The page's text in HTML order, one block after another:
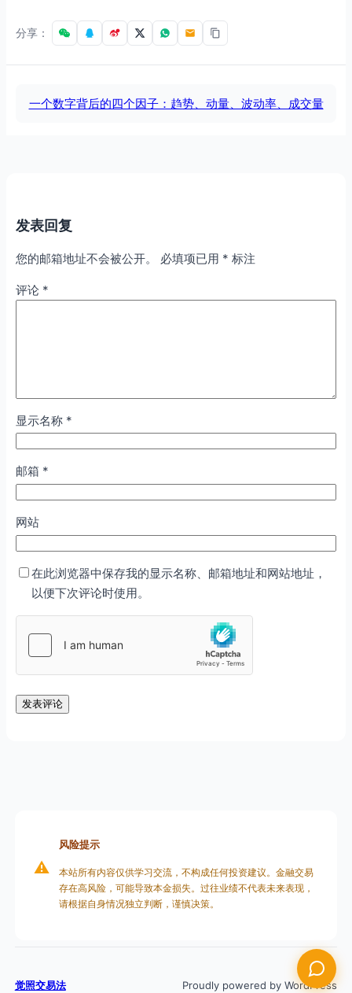
分享：
一个数字背后的四个因子：趋势、动量、波动率、成交量
发表回复
您的邮箱地址不会被公开。 必填项已用 * 标注
评论 *
显示名称 *
邮箱 *
网站
在此浏览器中保存我的显示名称、邮箱地址和网站地址，
以便下次评论时使用。
⚠️
风险提示
本站所有内容仅供学习交流，不构成任何投资建议。金融交易
存在高风险，可能导致本金损失。过往业绩不代表未来表现，
请根据自身情况独立判断，谨慎决策。
觉照交易法 Proudly powered by WordPress